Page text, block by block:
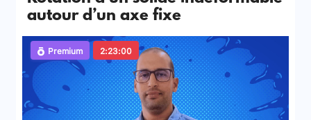
autour d’un axe fixe
Premium 2:23:00